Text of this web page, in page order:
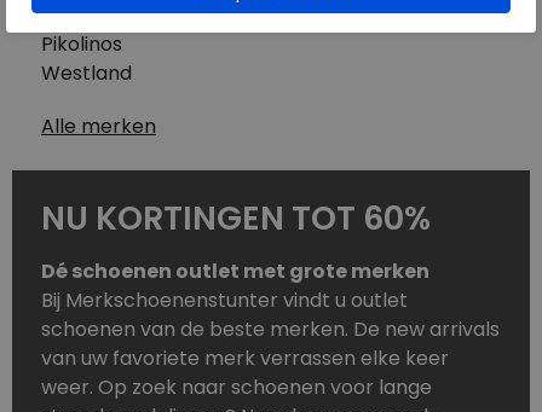
Mephisto
Pikolinos
Westland
Alle merken
NU KORTINGEN TOT 60%
Dé schoenen outlet met grote merken
Bij Merkschoenenstunter vindt u outlet
schoenen van de beste merken. De new arrivals
van uw favoriete merk verrassen elke keer
weer. Op zoek naar schoenen voor lange